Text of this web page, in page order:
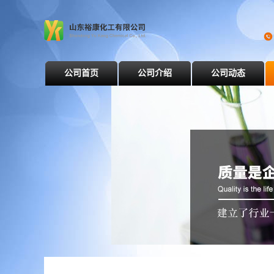
公司首页 公司介绍 公司动态